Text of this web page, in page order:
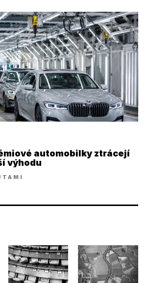
automobilky ztrácejí
výhodu